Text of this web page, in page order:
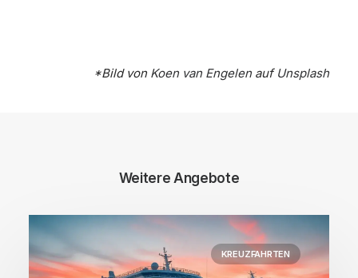
*Bild von Koen van Engelenauf Unsplash
Weitere Angebote
KREUZFAHRTEN